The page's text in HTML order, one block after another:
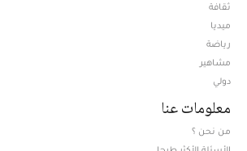
ثقافة
ميديا
رياضة
مشاهير
دولي
معلومات عنا
من نحن ؟